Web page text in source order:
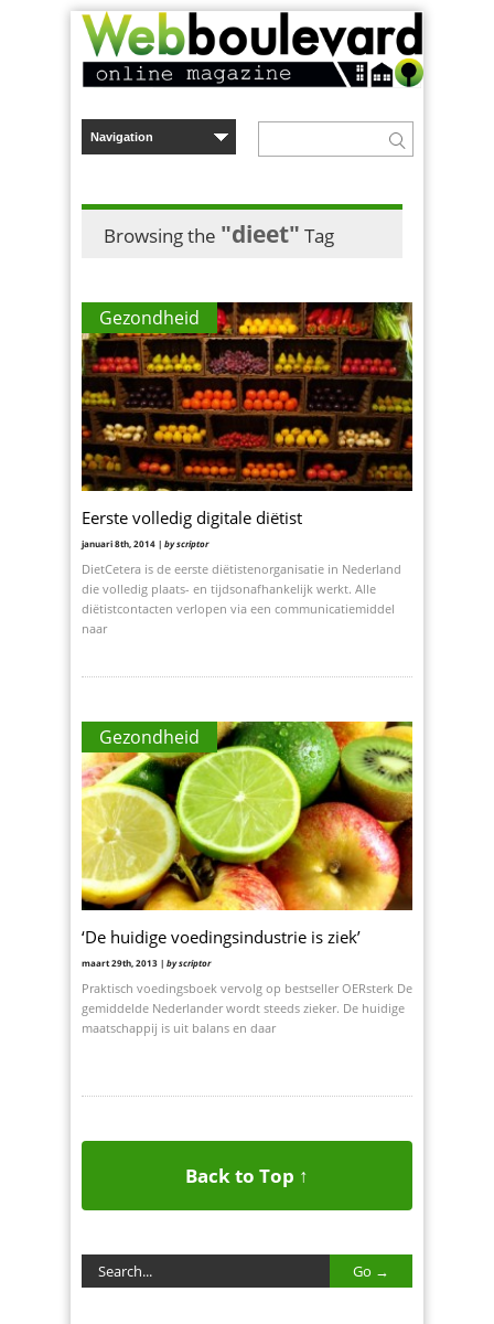
Browsing the "dieet" Tag
Gezondheid
Eerste volledig digitale diëtist
januari 8th, 2014 | by scriptor
DietCetera is de eerste diëtistenorganisatie in Nederland
die volledig plaats- en tijdsonafhankelijk werkt. Alle
diëtistcontacten verlopen via een communicatiemiddel
naar
Gezondheid
‘De huidige voedingsindustrie is ziek’
maart 29th, 2013 | by scriptor
Praktisch voedingsboek vervolg op bestseller OERsterk De
gemiddelde Nederlander wordt steeds zieker. De huidige
maatschappij is uit balans en daar
Back to Top ↑